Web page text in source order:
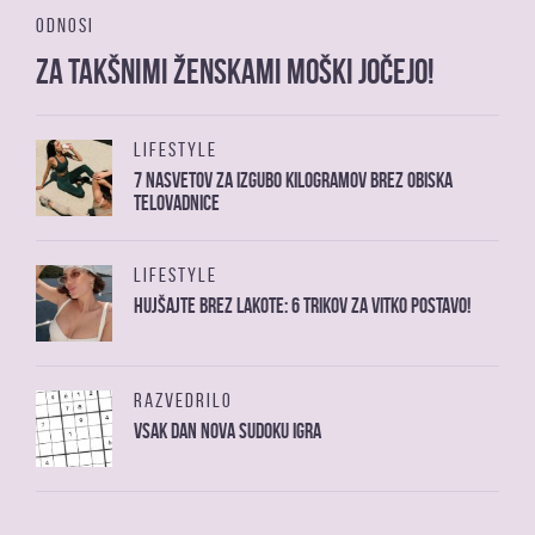
ODNOSI
Za takšnimi ženskami moški jočejo!
LIFESTYLE
7 nasvetov za izgubo kilogramov brez obiska
telovadnice
LIFESTYLE
Hujšajte brez lakote: 6 trikov za vitko postavo!
RAZVEDRILO
Vsak dan nova sudoku igra